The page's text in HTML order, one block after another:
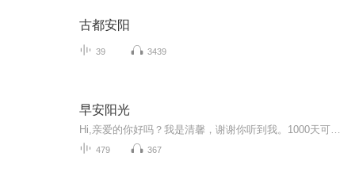
古都安阳
39 3439
早安阳光
479 367